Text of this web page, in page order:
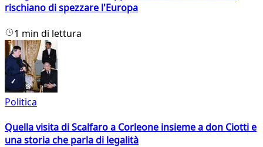
rischiano di spezzare l'Europa
1 min di lettura
Politica
Quella visita di Scalfaro a Corleone insieme a don Ciotti e
una storia che parla di legalità